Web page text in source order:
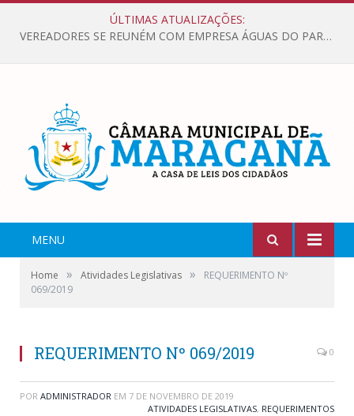
ÚLTIMAS ATUALIZAÇÕES:
VEREADORES SE REUNÉM COM EMPRESA ÁGUAS DO PARÁ, PARA APRESENTAR REIVINDICAÇÕES E MELHORIAS NA QUALIDADE DOS SERVIÇOS OFERECIDOS Á POPULAÇÃO.
MENU
Home » Atividades Legislativas »
REQUERIMENTO Nº
069/2019
REQUERIMENTO Nº 069/2019 0
POR ADMINISTRADOR EM 7 DE NOVEMBRO DE 2019
ATIVIDADES LEGISLATIVAS, REQUERIMENTOS